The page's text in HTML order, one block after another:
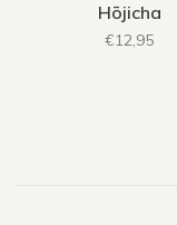
Hōjicha
€12,95